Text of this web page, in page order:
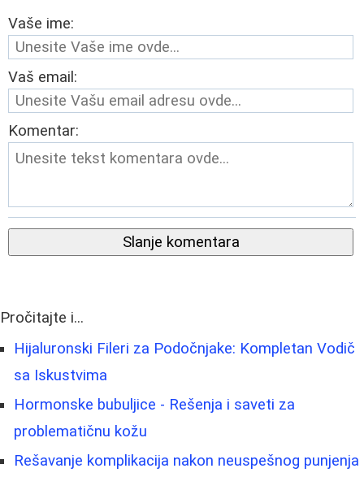
Vaše ime:
Vaš email:
Komentar:
Slanje komentara
Pročitajte i...
Hijaluronski Fileri za Podočnjake: Kompletan Vodič
sa Iskustvima
Hormonske bubuljice - Rešenja i saveti za
problematičnu kožu
Rešavanje komplikacija nakon neuspešnog punjenja